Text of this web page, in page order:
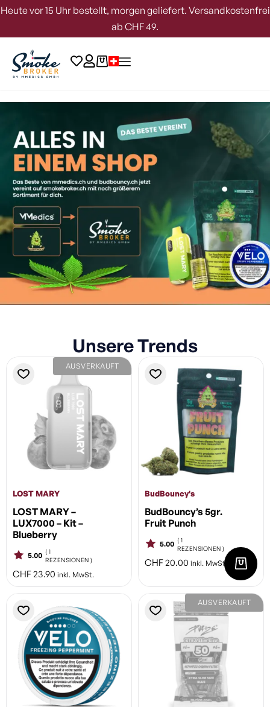
Heute vor 15 Uhr bestellt, morgen geliefert. Versandkostenfrei
ab CHF 49.
Unsere Trends
AUSVERKAUFT
LOST MARY
LOST MARY –
LUX7000 – Kit –
Blueberry
5.00 ( 1
REZENSIONEN )
CHF23.90 inkl. MwSt.
BudBouncy's
BudBouncy’s 5gr.
Fruit Punch
5.00 ( 1
REZENSIONEN )
CHF20.00 inkl. MwSt.
AUSVERKAUFT